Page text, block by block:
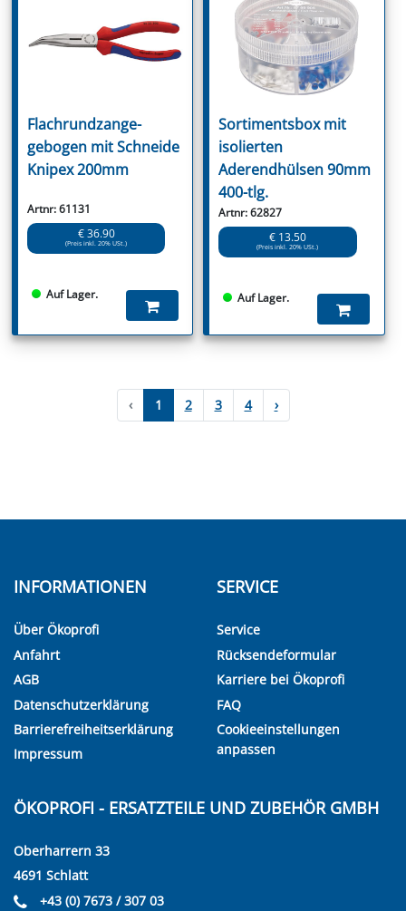
Flachrundzange-
gebogen mit Schneide
Knipex 200mm
Artnr: 61131
€ 36.90
(Preis inkl. 20% USt.)
Auf Lager.
Sortimentsbox mit
isolierten
Aderendhülsen 90mm
400-tlg.
Artnr: 62827
€ 13.50
(Preis inkl. 20% USt.)
Auf Lager.
‹ 1 2 3 4 ›
INFORMATIONEN
Über Ökoprofi
Anfahrt
AGB
Datenschutzerklärung
Barrierefreiheitserklärung
Impressum
SERVICE
Service
Rücksendeformular
Karriere bei Ökoprofi
FAQ
Cookieeinstellungen
anpassen
ÖKOPROFI - ERSATZTEILE UND ZUBEHÖR GMBH
Oberharrern 33
4691 Schlatt
+43 (0) 7673 / 307 03